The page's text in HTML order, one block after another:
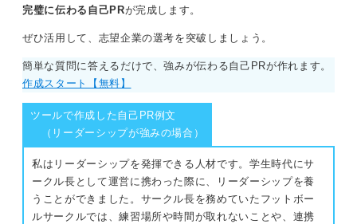
完璧に伝わる自己PRが完成します。
ぜひ活用して、志望企業の選考を突破しましょう。
簡単な質問に答えるだけで、強みが伝わる自己PRが作れます。
作成スタート【無料】
ツールで作成した自己PR例文
（リーダーシップが強みの場合）
私はリーダーシップを発揮できる人材です。学生時代にサ
ークル長として運営に携わった際に、リーダーシップを養
うことができました。サークル長を務めていたフットボー
ルサークルでは、練習場所や時間が取れないことや、連携